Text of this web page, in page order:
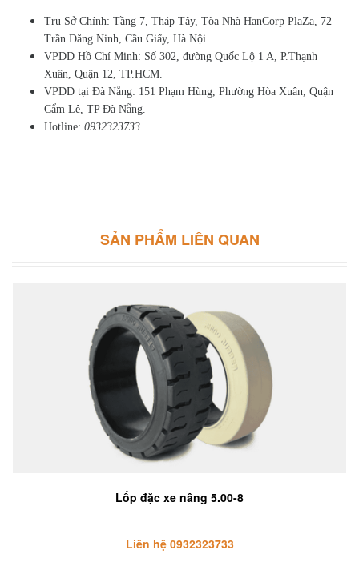
Trụ Sở Chính: Tầng 7, Tháp Tây, Tòa Nhà HanCorp PlaZa, 72
Trần Đăng Ninh, Cầu Giấy, Hà Nội.
VPDD Hồ Chí Minh: Số 302, đường Quốc Lộ 1 A, P.Thạnh
Xuân, Quận 12, TP.HCM.
VPDD tại Đà Nẵng: 151 Phạm Hùng, Phường Hòa Xuân, Quận
Cẩm Lệ, TP Đà Nẵng.
Hotline: 0932323733
SẢN PHẨM LIÊN QUAN
Lốp đặc xe nâng 5.00-8
Liên hệ 0932323733